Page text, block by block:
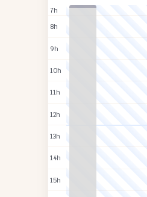
7h
8h
9h
10h
11h
12h
13h
14h
15h